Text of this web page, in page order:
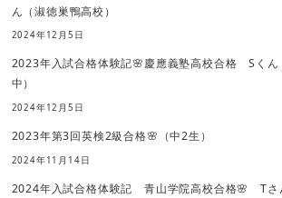
ん（淑徳巣鴨高校）
2024年12月5日
2023年入試合格体験記🌸慶應義塾高校合格 Sくん
中）
2024年12月5日
2023年第3回英検2級合格🌸（中2生）
2024年11月14日
2024年入試合格体験記 青山学院高校合格🌸 Tさ